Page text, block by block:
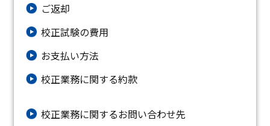
ご返却
校正試験の費用
お支払い方法
校正業務に関する約款
校正業務に関するお問い合わせ先